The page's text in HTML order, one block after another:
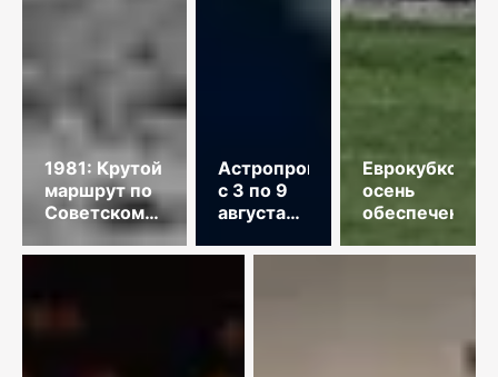
1981: Крутой
маршрут по
Советскому
Союзу
Астропрогноз
с 3 по 9
августа
года
Еврокубковая
осень
обеспечена